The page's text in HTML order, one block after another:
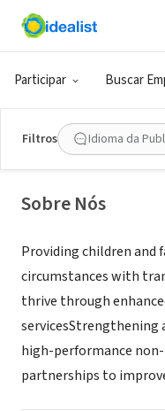
Participar Buscar
Filtros Idioma da
ONG (SETOR SOCIAL)
The Norman
Rales
Bethesda, MD
Sobre Nós
Providing children and
circumstances with
thrive through
servicesStrengthening
high-performance
partnerships to